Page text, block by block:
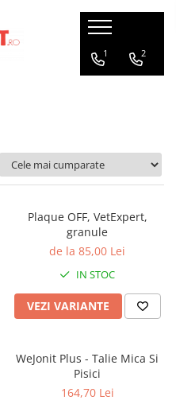
1 2
Plaque OFF, VetExpert,
granule
de la 85,00 Lei
IN STOC
VEZI VARIANTE
WeJonit Plus - Talie Mica Si
Pisici
164,70 Lei